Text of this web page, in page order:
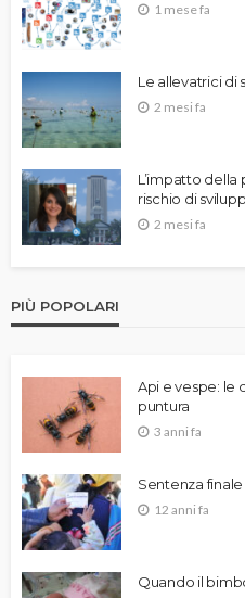
1 mese fa
Le allevatrici di
2 mesi fa
L’impatto della
rischio di
2 mesi fa
PIÙ POPOLARI
Api e vespe: le
puntura
3 anni fa
Sentenza
12 anni fa
Quando il